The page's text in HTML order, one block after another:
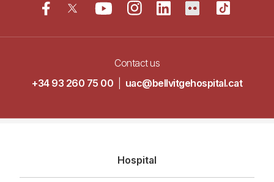
Contact us
+34 93 260 75 00
uac@bellvitgehospital.cat
principal
Hospital